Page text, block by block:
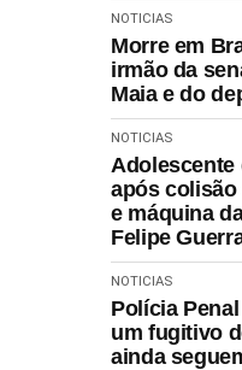
NOTICIAS
Morre em
irmão da
Maia e do
NOTICIAS
Adolescente
após
e máquina
Felipe
NOTICIAS
Polícia
um fugitivo
ainda